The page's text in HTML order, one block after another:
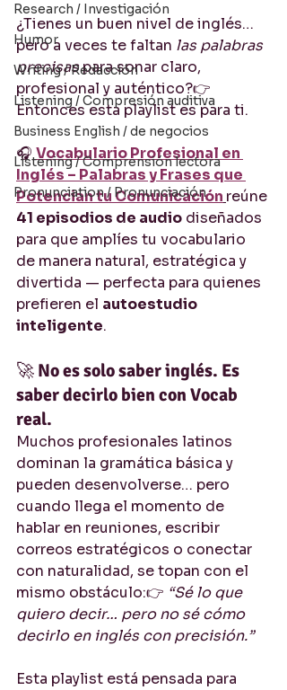
Research / Investigación
Humor
Writing / Redacción
Listening / Compresión auditiva
Business English / de negocios
Listening / Comprensión lectora
Pronunciation / Pronunciación
¿Tienes un buen nivel de inglés…
pero a veces te faltan las palabras
precisas para sonar claro,
profesional y auténtico?👉
Entonces esta playlist es para ti.
🎧 Vocabulario Profesional en
Inglés – Palabras y Frases que
Potencian tu Comunicación reúne
41 episodios de audio diseñados
para que amplíes tu vocabulario
de manera natural, estratégica y
divertida — perfecta para quienes
prefieren el autoestudio
inteligente.
🚀 No es solo saber inglés. Es
saber decirlo bien con Vocab
real.
Muchos profesionales latinos
dominan la gramática básica y
pueden desenvolverse… pero
cuando llega el momento de
hablar en reuniones, escribir
correos estratégicos o conectar
con naturalidad, se topan con el
mismo obstáculo:👉 “Sé lo que
quiero decir… pero no sé cómo
decirlo en inglés con precisión.”
Esta playlist está pensada para